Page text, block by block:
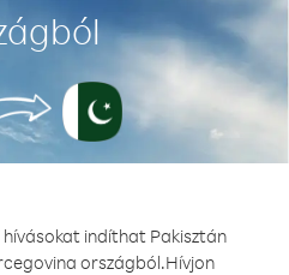
indíthat Pakisztán
országból.Hívjon